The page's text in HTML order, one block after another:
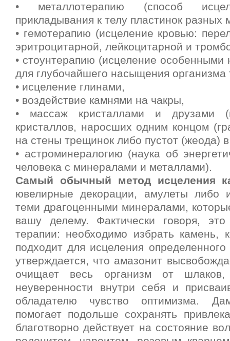
• металлотерапию (способ
прикладывания к телу пластинок разных
• гемотерапию (исцеление кровью:
эритроцитарной, лейкоцитарной и
• стоунтерапию (исцеление особенными
для глубочайшего насыщения организма
• исцеление глинами,
• воздействие камнями на чакры,
• массаж кристаллами и друзами
кристаллов, наросших одним концом
на стены трещинок либо пустот (жеода)
• астроминералогию (наука об
человека с минералами и металлами).
Самый обычный метод исцеления
ювелирные декорации, амулеты либо
теми драгоценными минералами,
вашу делему. Фактически говоря,
терапии: необходимо избрать камень,
подходит для исцеления
утверждается, что амазонит
очищает весь организм от шлаков,
неуверенности внутри себя и
обладателю чувство оптимизма.
помогает подольше сохранять
благотворно действует на состояние